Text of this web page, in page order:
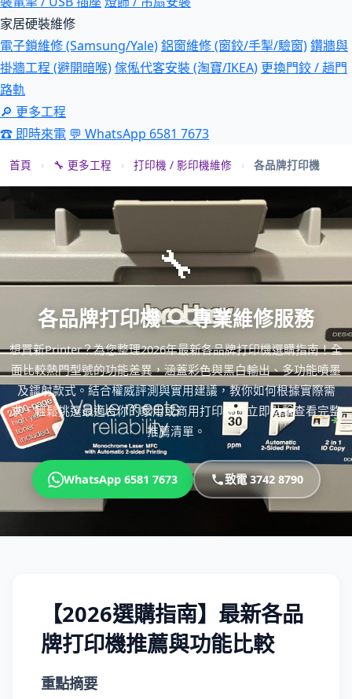
家居硬裝維修
電子鎖維修 (Samsung/Yale)鋁窗維修 (窗鉸/手掣/驗窗)鑽牆與
掛牆工程 (避開暗喉)傢俬代客安裝 (淘寶/IKEA) 更換門鉸 / 趟門
路軌
🔎 更多工程
☎ 即時來電 💬 WhatsApp 6581 7673
首頁 › 🔧 更多工程 › 打印機 / 影印機維修 › 各品牌打印機
🔧
各品牌打印機 — 專業維修服務
想買新Printer？為您整理2026年最新各品牌打印機選購指南！全
面比較熱門型號的功能差異，涵蓋彩色與黑白輸出、多功能噴墨
及鐳射款式。結合權威評測與實用建議，教你如何根據實際需
求，輕鬆挑選最適合你的家用或商用打印機！立即點擊查看完整
推薦清單。
WhatsApp 6581 7673 致電 3742 8790
【2026選購指南】最新各品
牌打印機推薦與功能比較
重點摘要